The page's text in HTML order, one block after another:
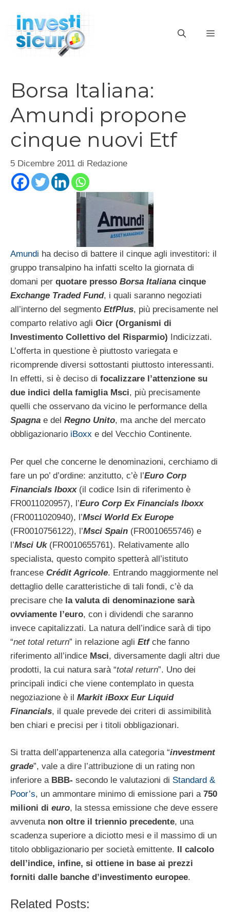
contenuto
Borsa Italiana:
Amundi propone
cinque nuovi Etf
5 Dicembre 2011 di Redazione
Amundi ha deciso di battere il cinque agli investitori: il
gruppo transalpino ha infatti scelto la giornata di
domani per quotare presso Borsa Italiana cinque
Exchange Traded Fund, i quali saranno negoziati
all’interno del segmento EtfPlus, più precisamente nel
comparto relativo agli Oicr (Organismi di
Investimento Collettivo del Risparmio) Indicizzati.
L’offerta in questione è piuttosto variegata e
ricomprende diversi sottostanti piuttosto interessanti.
In effetti, si è deciso di focalizzare l’attenzione su
due indici della famiglia Msci, più precisamente
quelli che osservano da vicino le performance della
Spagna e del Regno Unito, ma anche del mercato
obbligazionario iBoxx e del Vecchio Continente.
Per quel che concerne le denominazioni, cerchiamo di
fare un po’ d’ordine: anzitutto, c’è l’Euro Corp
Financials Iboxx(il codice Isin di riferimento è
FR0011020957), l’Euro Corp Ex Financials Iboxx
(FR0011020940), l’Msci World Ex Europe
(FR0010756122), l’Msci Spain (FR0010655746) e
l’Msci Uk(FR0010655761). Relativamente allo
specialista, questo compito spetterà all’istituto
francese Crédit Agricole. Entrando maggiormente nel
dettaglio delle caratteristiche di tali fondi, c’è da
precisare che la valuta di denominazione sarà
ovviamente l’euro, con i dividendi che saranno
invece capitalizzati. La natura dell’indice sarà di tipo
“net total return” in relazione agli Etfche fanno
riferimento all’indice Msci, diversamente dagli altri due
prodotti, la cui natura sarà “total return”. Uno dei
principali indici che viene contemplato in questa
negoziazione è il Markit iBoxx Eur Liquid
Financials, il quale prevede dei criteri di assimibilità
ben chiari e precisi per i titoli obbligazionari.
Si tratta dell’appartenenza alla categoria “investment
grade”, vale a dire l’attribuzione di un rating non
inferiore a BBB- secondo le valutazioni di Standard &
Poor’s, un ammontare minimo di emissione pari a 750
milioni di euro, la stessa emissione che deve essere
avvenuta non oltre il triennio precedente, una
scadenza superiore a diciotto mesi e il massimo di un
titolo obbligazionario per società emittente. Il calcolo
dell’indice, infine, si ottiene in base ai prezzi
forniti dalle banche d’investimento europee.
Related Posts: